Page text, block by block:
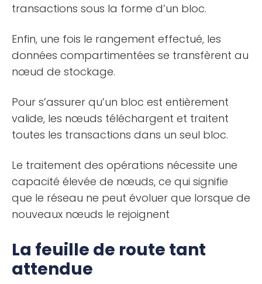
transactions sous la forme d’un bloc.
Enfin, une fois le rangement effectué, les
données compartimentées se transfèrent au
nœud de stockage.
Pour s’assurer qu’un bloc est entièrement
valide, les nœuds téléchargent et traitent
toutes les transactions dans un seul bloc.
Le traitement des opérations nécessite une
capacité élevée de nœuds, ce qui signifie
que le réseau ne peut évoluer que lorsque de
nouveaux nœuds le rejoignent
La feuille de route tant
attendue